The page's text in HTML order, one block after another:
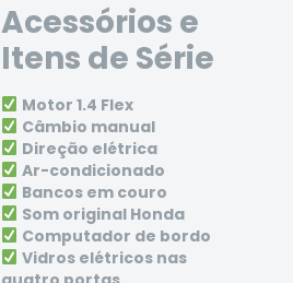
Acessórios e
Itens de Série
Motor 1.4 Flex
Câmbio manual
Direção elétrica
Ar-condicionado
Bancos em couro
Som original Honda
Computador de bordo
Vidros elétricos nas